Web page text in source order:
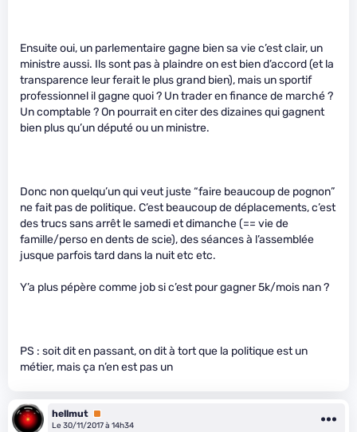
Ensuite oui, un parlementaire gagne bien sa vie c’est clair, un
ministre aussi. Ils sont pas à plaindre on est bien d’accord (et la
transparence leur ferait le plus grand bien), mais un sportif
professionnel il gagne quoi ? Un trader en finance de marché ?
Un comptable ? On pourrait en citer des dizaines qui gagnent
bien plus qu’un député ou un ministre.
Donc non quelqu’un qui veut juste “faire beaucoup de pognon”
ne fait pas de politique. C’est beaucoup de déplacements, c’est
des trucs sans arrêt le samedi et dimanche (== vie de
famille/perso en dents de scie), des séances à l’assemblée
jusque parfois tard dans la nuit etc etc.
Y’a plus pépère comme job si c’est pour gagner 5k/mois nan ?
PS : soit dit en passant, on dit à tort que la politique est un
métier, mais ça n’en est pas un
hellmut Premium
Le 30/11/2017 à 14h34